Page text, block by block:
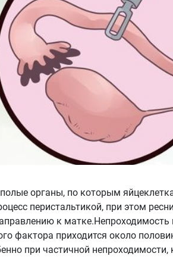
органы, по которым
перистальтикой, при этом
к
фактора приходится около
при частичной